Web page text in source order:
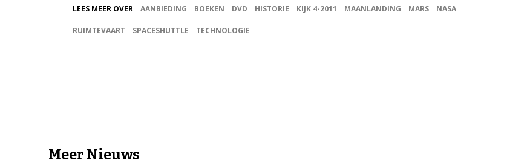
LEES MEER OVER AANBIEDING BOEKEN DVD HISTORIE KIJK 4-2011 MAANLANDING MARS NASA
RUIMTEVAART SPACESHUTTLE TECHNOLOGIE
Meer Nieuws